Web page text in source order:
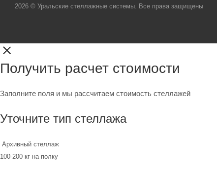
2026 © Уральские стеллажные системы. Все права защищены
Получить расчет стоимости
Заполните поля и мы рассчитаем стоимость стеллажей
Уточните тип стеллажа
Архивный стеллаж
100-200 кг на полку